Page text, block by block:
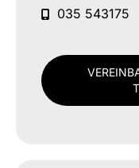
035 543175